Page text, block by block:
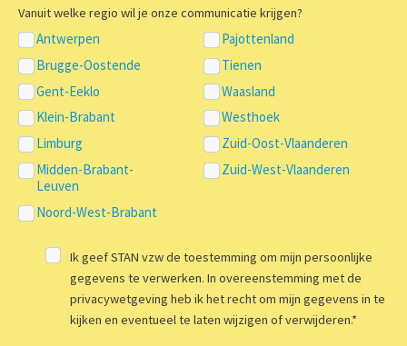
Vanuit welke regio wil je onze communicatie krijgen?
Antwerpen
Pajottenland
Brugge-Oostende
Tienen
Gent-Eeklo
Waasland
Klein-Brabant
Westhoek
Limburg
Zuid-Oost-Vlaanderen
Midden-Brabant-
Leuven
Zuid-West-Vlaanderen
Noord-West-Brabant
Ik geef STAN vzw de toestemming om mijn persoonlijke
gegevens te verwerken. In overeenstemming met de
privacywetgeving heb ik het recht om mijn gegevens in te
kijken en eventueel te laten wijzigen of verwijderen.*